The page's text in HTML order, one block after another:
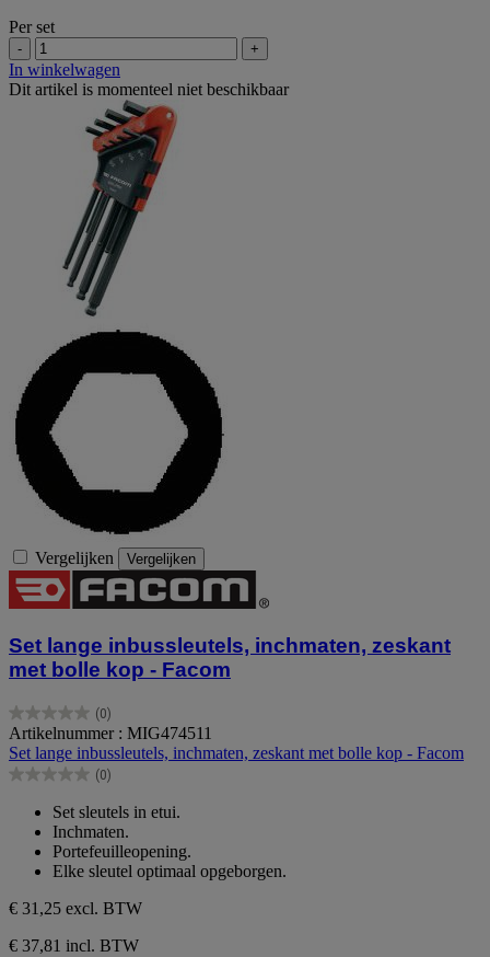
Per set
- +
In winkelwagen
Dit artikel is momenteel niet beschikbaar
Vergelijken Vergelijken
Set lange inbussleutels, inchmaten, zeskant
met bolle kop - Facom
(0)
0.0
van
de
5
Artikelnummer : MIG474511
Set lange inbussleutels, inchmaten, zeskant met bolle kop - Facom
(0)
0.0
sterren.
Set sleutels in etui.
Inchmaten.
Portefeuilleopening.
Elke sleutel optimaal opgeborgen.
€ 31,25 excl. BTW
€ 37,81 incl. BTW